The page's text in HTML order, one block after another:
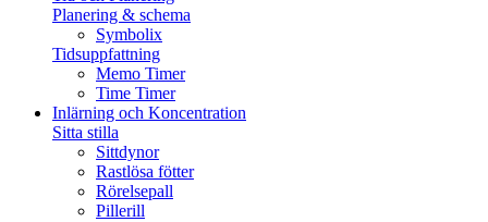
Planering & schema
Symbolix
Tidsuppfattning
Memo Timer
Time Timer
Inlärning och Koncentration
Sitta stilla
Sittdynor
Rastlösa fötter
Rörelsepall
Pillerill